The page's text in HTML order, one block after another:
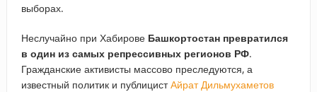
выборах.
Неслучайно при Хабирове Башкортостан превратился
в один из самых репрессивных регионов РФ.
Гражданские активисты массово преследуются, а
известный политик и публицистАйрат Дильмухаметов